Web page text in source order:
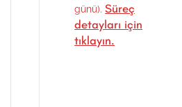
günü).Süreç
detayları için
tıklayın.